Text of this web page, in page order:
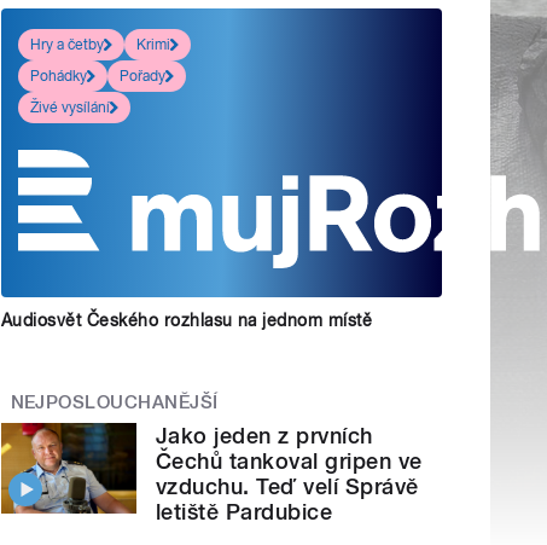
Hry a četby
Krimi
Pohádky
Pořady
Živé vysílání
Audiosvět Českého rozhlasu na jednom místě
NEJPOSLOUCHANĚJŠÍ
Jako jeden z prvních
Čechů tankoval gripen ve
vzduchu. Teď velí Správě
letiště Pardubice